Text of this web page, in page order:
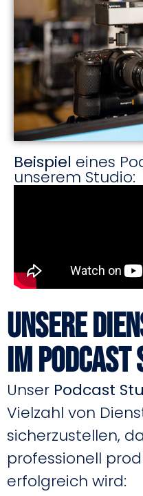
Beispiel eines
unserem Studio:
Unsere
im Podcast
Unser Podcast
Vielzahl von
sicherzustellen,
professionell
erfolgreich wird: